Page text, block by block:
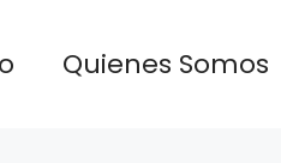
Quienes Somos